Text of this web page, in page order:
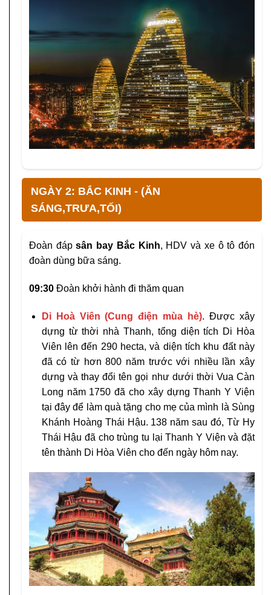
NGÀY 2: BẮC KINH - (ĂN
SÁNG,TRƯA,TỐI)
Đoàn đápsân bay Bắc Kinh, HDV và xe ô tô đón
đoàn dùng bữa sáng.
09:30 Đoàn khởi hành đi thăm quan
Di Hoà Viên (Cung điện mùa hè). Được xây
dựng từ thời nhà Thanh, tổng diện tích Di Hòa
Viên lên đến 290 hecta, và diện tích khu đất này
đã có từ hơn 800 năm trước với nhiều lần xây
dựng và thay đổi tên gọi như dưới thời Vua Càn
Long năm 1750 đã cho xây dựng Thanh Y Viện
tại đây để làm quà tặng cho mẹ của mình là Sùng
Khánh Hoàng Thái Hậu. 138 năm sau đó, Từ Hy
Thái Hậu đã cho trùng tu lại Thanh Y Viện và đặt
tên thành Di Hòa Viên cho đến ngày hôm nay.